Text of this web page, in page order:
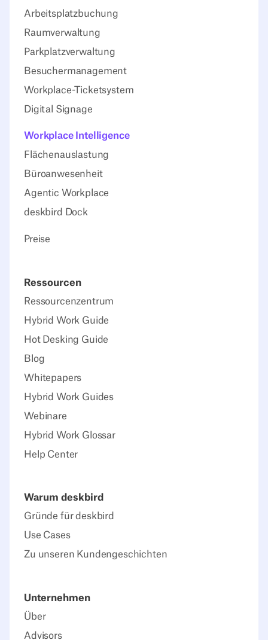
Arbeitsplatzbuchung
Raumverwaltung
Parkplatzverwaltung
Besuchermanagement
Workplace-Ticketsystem
Digital Signage
Workplace Intelligence
Flächenauslastung
Büroanwesenheit
Agentic Workplace
deskbird Dock
Preise
Ressourcen
Ressourcenzentrum
Hybrid Work Guide
Hot Desking Guide
Blog
Whitepapers
Hybrid Work Guides
Webinare
Hybrid Work Glossar
Help Center
Warum deskbird
Gründe für deskbird
Use Cases
Zu unseren Kundengeschichten
Unternehmen
Über
Advisors